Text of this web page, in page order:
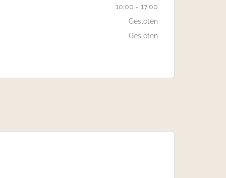
10:00 - 17:00
Gesloten
Gesloten